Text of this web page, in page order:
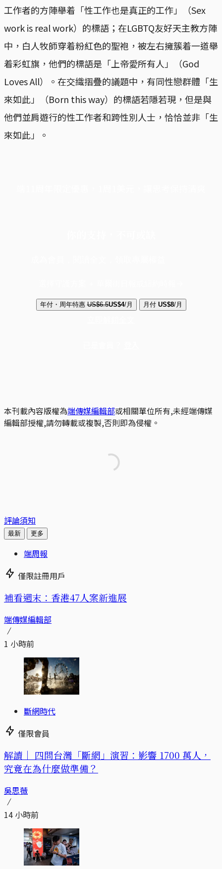
工作者的方陣舉着「性工作也是真正的工作」（Sex
work is real work）的標語；在LGBTQ友好天主教方陣
中，白人牧師穿着粉紅色的聖袍，被左右擁簇着一道舉
着彩虹旗，他們的標語是「上帝愛所有人」（God
Loves All）。在交織摺疊的議題中，有同性戀群體「生
來如此」（Born this way）的標語若隱若現，但是與
他們並肩遊行的性工作者和跨性別人士，恰恰並非「生
來如此」。
年付・周年特惠 US$6.5US$4/月 月付 US$8/月
本刊載內容版權為端傳媒編輯部或相關單位所有,未經端傳媒
編輯部授權,請勿轉載或複製,否則即為侵權。
評論須知
最新 更多
端周報
僅限註冊用戶
補看週末：香港47人案新進展
端傳媒編輯部
1 小時前
斷網時代
僅限會員
解讀｜ 四問台灣「斷網」演習：影響 1700 萬人，
究竟在為什麼做準備？
吳思薇
14 小時前